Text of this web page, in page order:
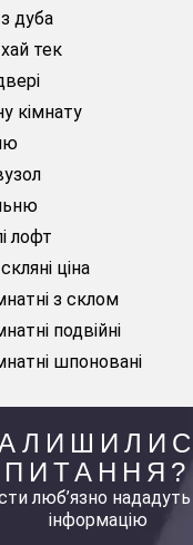
з дуба
хай тек
кімнату
лофт
ціна
з склом
подвійні
шпоновані
ПИТАННЯ?
люб’язно
інформацію